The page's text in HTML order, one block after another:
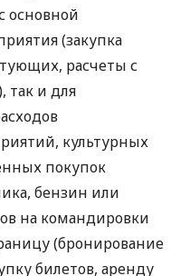
основной
(закупка
расчеты с
так и для
культурных
покупок
бензин или
на командировки
(бронирование
билетов, аренду